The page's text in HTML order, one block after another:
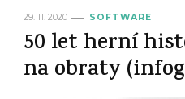
29. 11. 2020 SOFTWARE
50 let herní
na obraty